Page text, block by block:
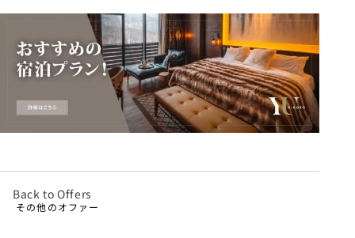
Back to Offers
その他のオファー